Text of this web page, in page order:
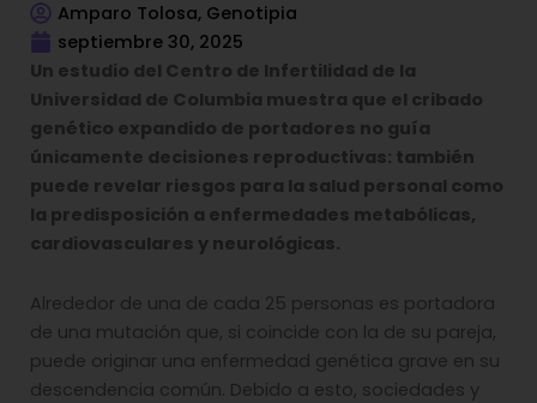
Amparo Tolosa, Genotipia
septiembre 30, 2025
Un estudio del Centro de Infertilidad de la
Universidad de Columbia muestra que el cribado
genético expandido de portadores no guía
únicamente decisiones reproductivas: también
puede revelar riesgos para la salud personal como
la predisposición a enfermedades metabólicas,
cardiovasculares y neurológicas.
Alrededor de una de cada 25 personas es portadora
de una mutación que, si coincide con la de su pareja,
puede originar una enfermedad genética grave en su
descendencia común. Debido a esto, sociedades y